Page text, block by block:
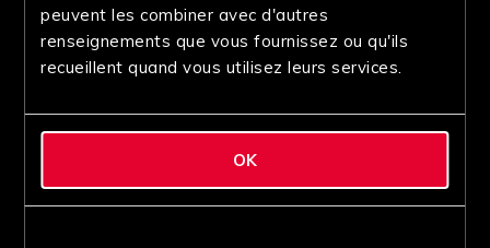
peuvent les combiner avec d'autres
renseignements que vous fournissez ou qu'ils
recueillent quand vous utilisez leurs services.
OK